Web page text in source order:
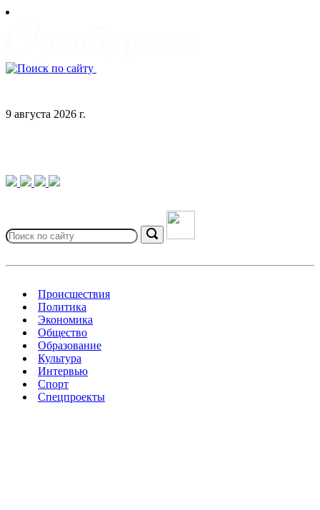
Skip
9 августа 2026 г.
for:
Search
Происшествия
Политика
Экономика
Общество
Образование
Культура
Интервью
Спорт
Спецпроекты